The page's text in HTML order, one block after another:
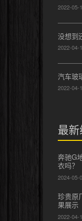
2022-05-
没想到
2022-04-
汽车玻
2022-04-
最
奔驰G
衣吗？
2024-05-
珍贵原
果展示
2022-04-